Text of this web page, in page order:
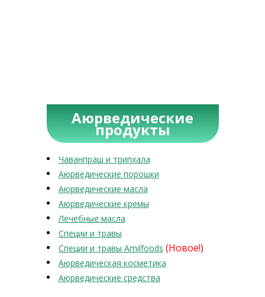
Аюрведические
продукты
Чаванпраш и трипхала
Аюрведические порошки
Аюрведические масла
Аюрведические кремы
Лечебные масла
Специи и травы
Специи и травы Amilfoods (Новое!)
Аюрведическая косметика
Аюрведические средства